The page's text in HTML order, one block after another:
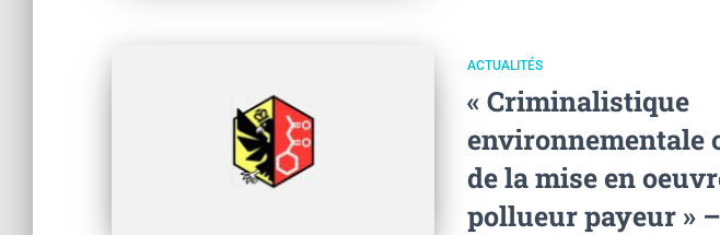
ACTUALITÉS
« Criminalistique
environnementale
de la mise en
pollueur payeur »